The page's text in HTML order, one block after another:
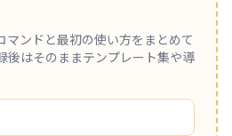
マンドと最初の使い方をまとめて
後はそのままテンプレート集や導